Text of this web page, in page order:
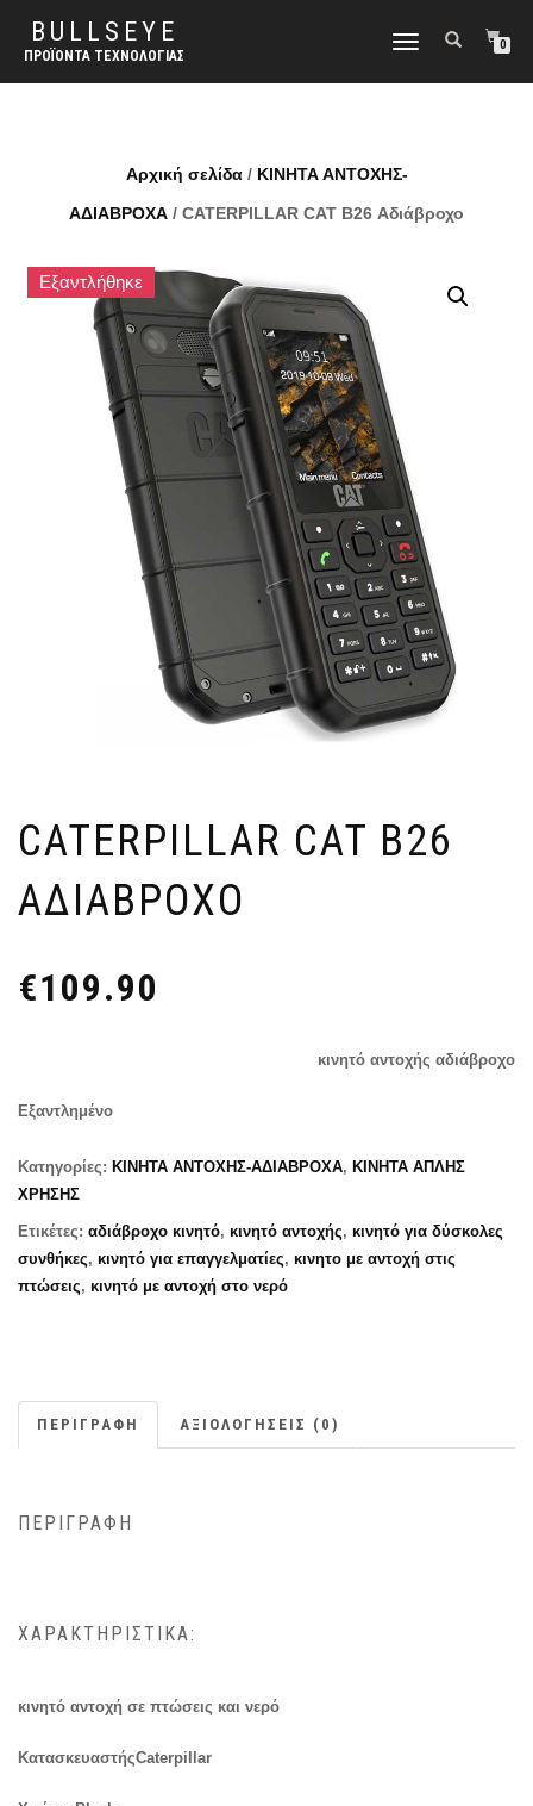
BULLSEYE
ΠΡΟΪΌΝΤΑ ΤΕΧΝΟΛΟΓΊΑΣ
ΕΝΑΛΛΑΓΉ
0
Αρχική σελίδα/ ΚΙΝΗΤΑ ΑΝΤΟΧΗΣ-
ΑΔΙΑΒΡΟΧΑ / CATERPILLAR CAT B26 Αδιάβροχο
Εξαντλήθηκε
CATERPILLAR CAT B26
ΑΔΙΆΒΡΟΧΟ
€109.90
κινητό αντοχής αδιάβροχο
Εξαντλημένο
Κατηγορίες: ΚΙΝΗΤΑ ΑΝΤΟΧΗΣ-ΑΔΙΑΒΡΟΧΑ, ΚΙΝΗΤΑ ΑΠΛΗΣ
ΧΡΗΣΗΣ
Ετικέτες: αδιάβροχο κινητό, κινητό αντοχής, κινητό για δύσκολες
συνθήκες, κινητό για επαγγελματίες, κινητο με αντοχή στις
πτώσεις, κινητό με αντοχή στο νερό
ΠΕΡΙΓΡΑΦΉ ΑΞΙΟΛΟΓΉΣΕΙΣ (0)
ΠΕΡΙΓΡΑΦΉ
ΧΑΡΑΚΤΗΡΙΣΤΙΚΆ:
κινητό αντοχή σε πτώσεις και νερό
ΚατασκευαστήςCaterpillar